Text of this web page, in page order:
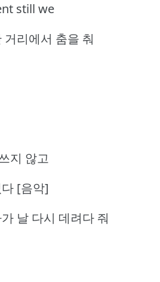
still we
리에서 춤을 춰
지 않고
[음악]
날 다시 데려다 줘